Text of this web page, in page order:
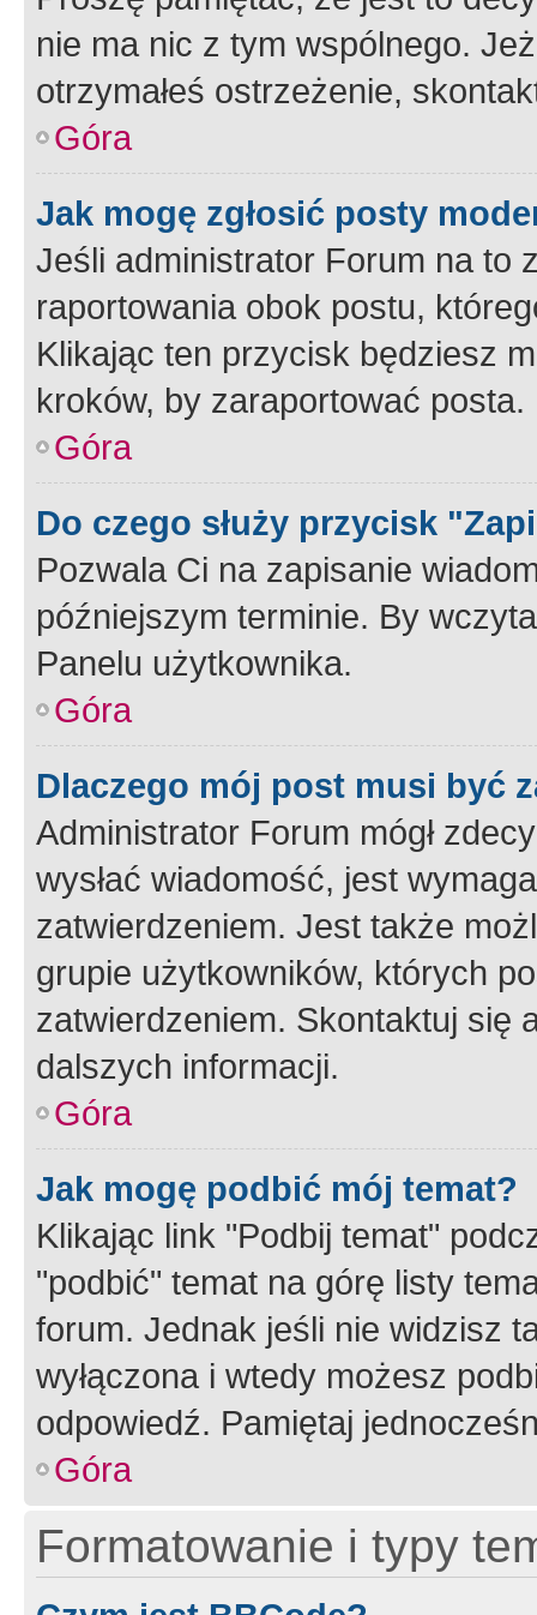
nie ma nic z tym wspólnego.
otrzymałeś ostrzeżenie,
Góra
Jak mogę zgłosić posty
Jeśli administrator Forum na to
raportowania obok postu,
Klikając ten przycisk będziesz
kroków, by zaraportować posta.
Góra
Do czego służy przycisk
Pozwala Ci na zapisanie
późniejszym terminie. By
Panelu użytkownika.
Góra
Dlaczego mój post musi być
Administrator Forum mógł
wysłać wiadomość, jest
zatwierdzeniem. Jest także
grupie użytkowników, których
zatwierdzeniem. Skontaktuj się
dalszych informacji.
Góra
Jak mogę podbić mój temat?
Klikając link "Podbij temat"
"podbić" temat na górę listy
forum. Jednak jeśli nie widzisz
wyłączona i wtedy możesz
odpowiedź. Pamiętaj
Góra
Formatowanie i typy